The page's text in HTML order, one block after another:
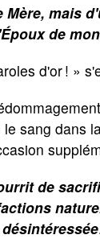
Mère, mais
de
d'or ! »
sang dans
de